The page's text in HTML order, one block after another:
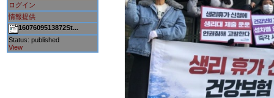
ログイン
情報提供
1607609513872St...
Status: published
View